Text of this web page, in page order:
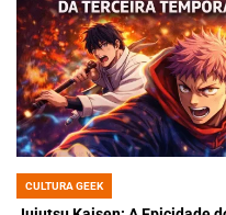
POSTED
IN
CULTURA GEEK